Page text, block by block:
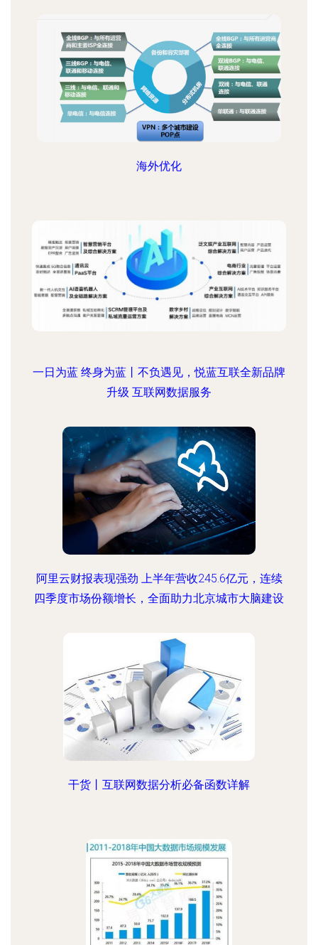
海外优化
一日为蓝 终身为蓝丨不负遇见，悦蓝互联全新品牌
升级 互联网数据服务
阿里云财报表现强劲 上半年营收245.6亿元，连续
四季度市场份额增长，全面助力北京城市大脑建设
干货丨互联网数据分析必备函数详解